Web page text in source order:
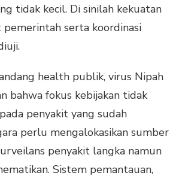
tidak kecil. Di sinilah kekuatan
pemerintah serta koordinasi
health publik, virus Nipah
bahwa fokus kebijakan tidak
penyakit yang sudah
perlu mengalokasikan sumber
penyakit langka namun
Sistem pemantauan,